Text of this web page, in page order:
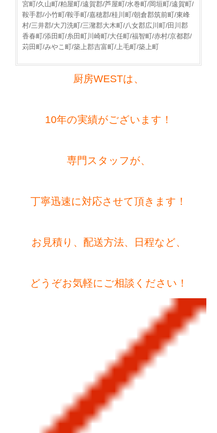
宮町/久山町/粕屋町/遠賀郡/芦屋町/水巻町/岡垣町/遠賀町/
鞍手郡/小竹町/鞍手町/嘉穂郡/桂川町/朝倉郡筑前町/東峰
村/三井郡/大刀洗町/三潴郡大木町/八女郡広川町/田川郡
香春町/添田町/糸田町川崎町/大任町/福智町/赤村/京都郡/
苅田町/みやこ町/築上郡吉富町/上毛町/築上町
厨房WESTは、
10年の実績がございます！
専門スタッフが、
丁寧迅速に対応させて頂きます！
お見積り、配送方法、日程など、
どうぞお気軽にご相談ください！